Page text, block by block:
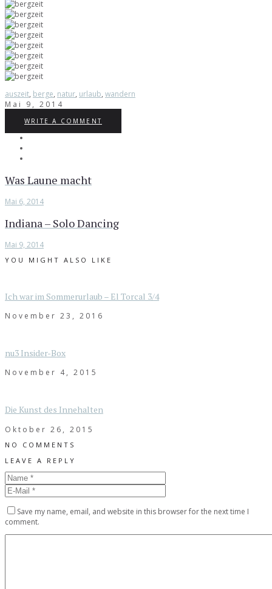
auszeit, berge, natur, urlaub, wandern
Mai 9, 2014
WRITE A COMMENT
Was Laune macht
Mai 6, 2014
Indiana – Solo Dancing
Mai 9, 2014
YOU MIGHT ALSO LIKE
Ich war im Sommerurlaub – El Torcal 3/4
November 23, 2016
nu3 Insider-Box
November 4, 2015
Die Kunst des Innehalten
Oktober 26, 2015
NO COMMENTS
LEAVE A REPLY
Save my name, email, and website in this browser for the next time I
comment.